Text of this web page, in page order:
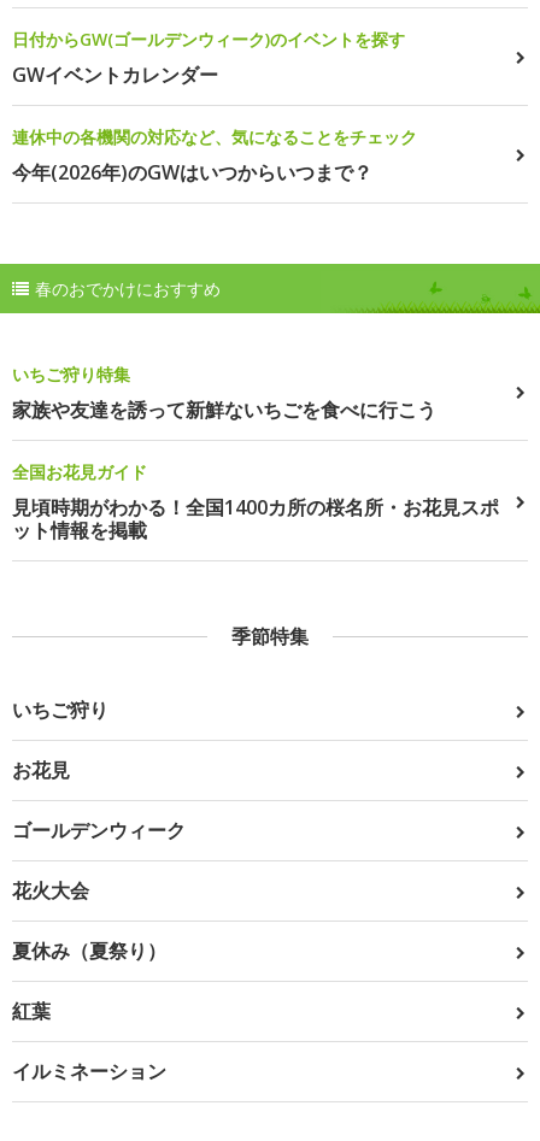
日付からGW(ゴールデンウィーク)のイベントを探す
GWイベントカレンダー
連休中の各機関の対応など、気になることをチェック
今年(2026年)のGWはいつからいつまで？
春のおでかけにおすすめ
いちご狩り特集
家族や友達を誘って新鮮ないちごを食べに行こう
全国お花見ガイド
見頃時期がわかる！全国1400カ所の桜名所・お花見スポ
ット情報を掲載
季節特集
いちご狩り
お花見
ゴールデンウィーク
花火大会
夏休み（夏祭り）
紅葉
イルミネーション